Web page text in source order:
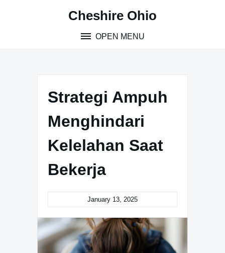
Cheshire Ohio
OPEN MENU
Strategi Ampuh
Menghindari
Kelelahan Saat
Bekerja
January 13, 2025